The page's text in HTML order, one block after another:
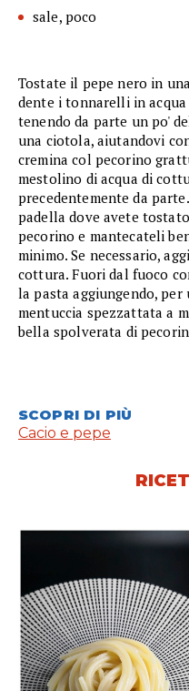
sale, poco
Tostate il pepe nero in
dente i tonnarelli in
tenendo da parte un po'
una ciotola, aiutandovi
cremina col pecorino
mestolino di acqua di
precedentemente da
padella dove avete
pecorino e mantecateli
minimo. Se necessario,
cottura. Fuori dal fuoco
la pasta aggiungendo, per
mentuccia spezzattata a
bella spolverata di
SCOPRI DI PIÙ
Cacio e pepe